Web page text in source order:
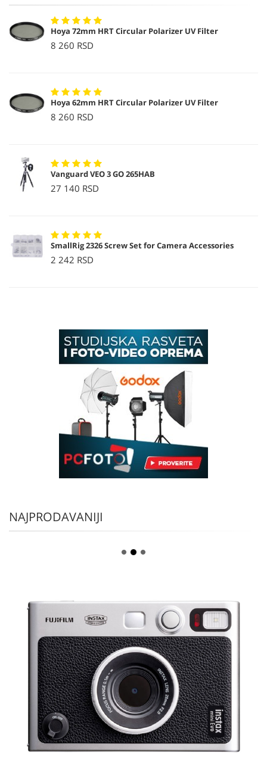
Hoya 72mm HRT Circular Polarizer UV Filter
8 260 RSD
Hoya 62mm HRT Circular Polarizer UV Filter
8 260 RSD
Vanguard VEO 3 GO 265HAB
27 140 RSD
SmallRig 2326 Screw Set for Camera Accessories
2 242 RSD
NAJPRODAVANIJI